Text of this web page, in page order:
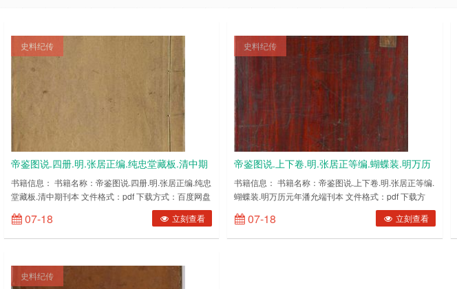
史料纪传
帝鉴图说.四册.明.张居正编.纯忠堂藏板.清中期
刊本 PDF电子版下载
书籍信息： 书籍名称：帝鉴图说.四册.明.张居正编.纯忠
堂藏板.清中期刊本 文件格式：pdf 下载方式：百度网盘
内容截图：(图片有压缩，网盘下载后更清晰) ……
07-18 立刻查看
史料纪传
帝鉴图说.上下卷.明.张居正等编.蝴蝶装.明万历
元年潘允端刊本 PDF电子版下载
书籍信息： 书籍名称：帝鉴图说.上下卷.明.张居正等编.
蝴蝶装.明万历元年潘允端刊本 文件格式：pdf 下载方
式：百度网盘内容截图：(图片有压缩，网盘下载后更清
晰) ……
07-18 立刻查看
史料纪传